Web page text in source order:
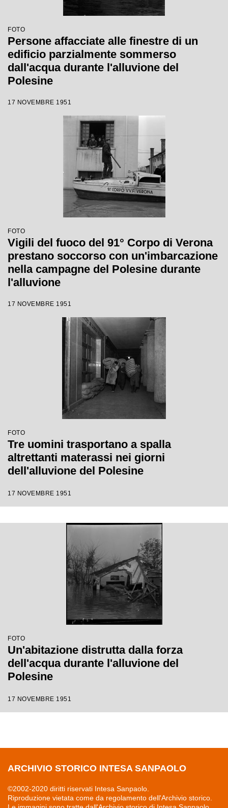
FOTO
Persone affacciate alle finestre di un
edificio parzialmente sommerso
dall'acqua durante l'alluvione del
Polesine
17 NOVEMBRE 1951
FOTO
Vigili del fuoco del 91° Corpo di Verona
prestano soccorso con un'imbarcazione
nella campagne del Polesine durante
l'alluvione
17 NOVEMBRE 1951
FOTO
Tre uomini trasportano a spalla
altrettanti materassi nei giorni
dell'alluvione del Polesine
17 NOVEMBRE 1951
FOTO
Un'abitazione distrutta dalla forza
dell'acqua durante l'alluvione del
Polesine
17 NOVEMBRE 1951
ARCHIVIO STORICO INTESA SANPAOLO
©2002-2020 diritti riservati Intesa Sanpaolo.
Riproduzione vietata come da regolamento dell'Archivio storico.